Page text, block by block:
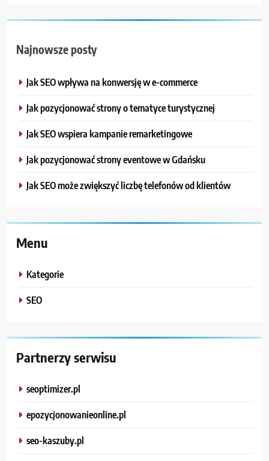
Najnowsze posty
Jak SEO wpływa na konwersję w e-commerce
Jak pozycjonować strony o tematyce turystycznej
Jak SEO wspiera kampanie remarketingowe
Jak pozycjonować strony eventowe w Gdańsku
Jak SEO może zwiększyć liczbę telefonów od klientów
Menu
Kategorie
SEO
Partnerzy serwisu
seoptimizer.pl
epozycjonowanieonline.pl
seo-kaszuby.pl